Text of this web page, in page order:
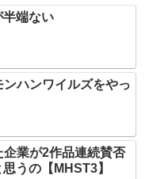
半端ない
ンハンワイルズをやっ
企業が2作品連続賛否
うの【MHST3】